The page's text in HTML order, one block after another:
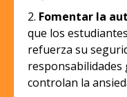
Fomentar la
que los
refuerza su
controlan la